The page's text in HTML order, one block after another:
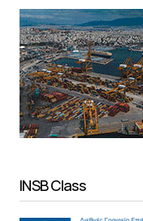
INSB Class